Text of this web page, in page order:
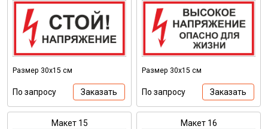
Размер 30х15 см
По запросу Заказать
Размер 30х15 см
По запросу Заказать
Макет 15 Макет 16